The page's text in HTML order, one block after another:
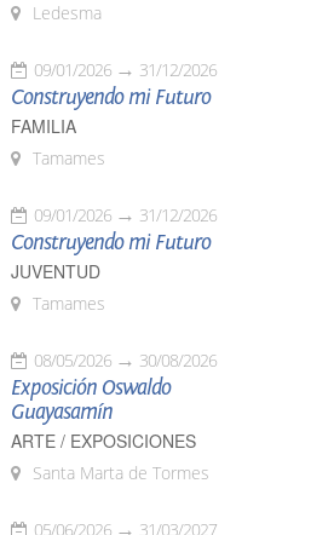
Ledesma
09/01/2026 31/12/2026
Construyendo mi Futuro
FAMILIA
Tamames
09/01/2026 31/12/2026
Construyendo mi Futuro
JUVENTUD
Tamames
08/05/2026 30/08/2026
Exposición Oswaldo
Guayasamín
ARTE / EXPOSICIONES
Santa Marta de Tormes
05/06/2026 31/03/2027